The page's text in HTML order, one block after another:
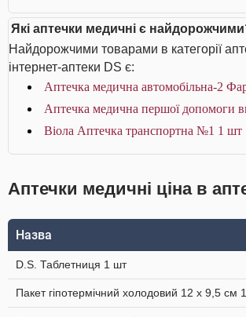
Які аптечки медичні є
Найдорожчими товарами в категорії
інтернет-аптеки DS є:
Аптечка медична автомобільна-2
Аптечка медична першої допомоги
Віола Аптечка транспортна №1 1 шт
Аптечки медичні ціна в
Назва
D.S. Таблетниця 1 шт
Пакет гіпотермічний холодовий 12 x 9,5 см